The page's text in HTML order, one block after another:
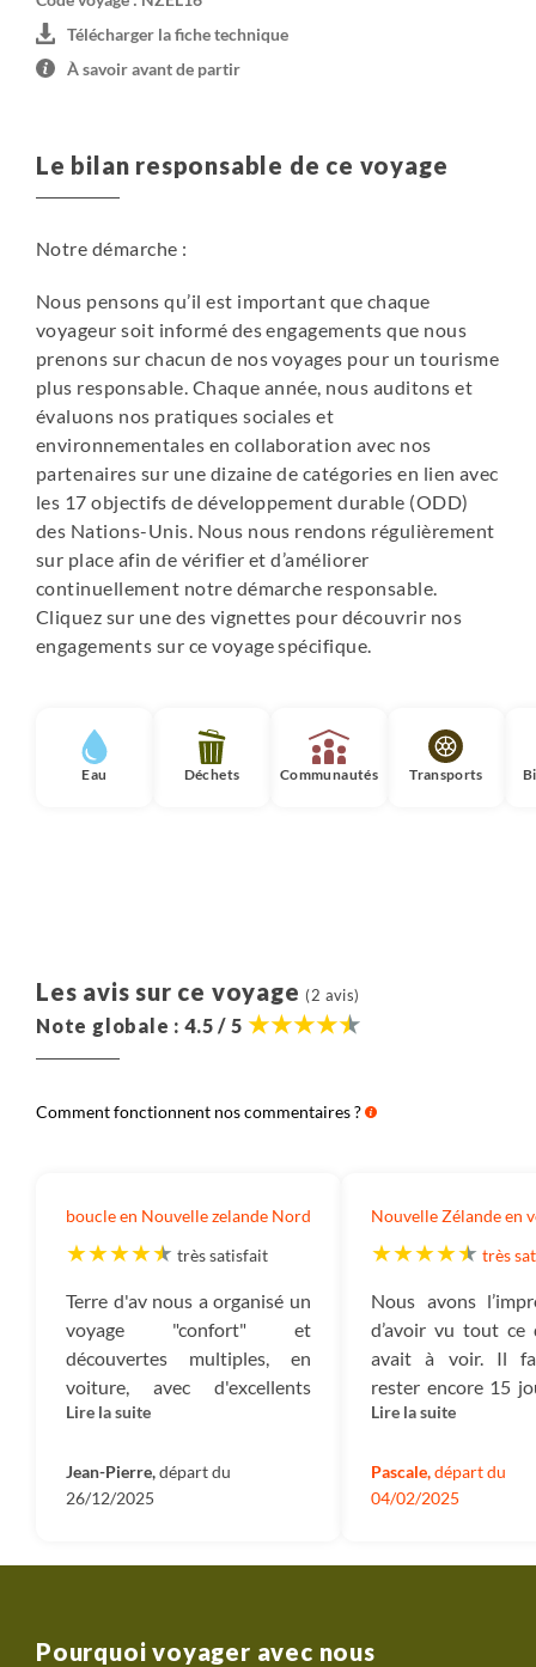
Télécharger la fiche technique
À savoir avant de partir
Le bilan responsable de ce voyage
Notre démarche :
Nous pensons qu’il est important que chaque
voyageur soit informé des engagements que nous
prenons sur chacun de nos voyages pour un tourisme
plus responsable. Chaque année, nous auditons et
évaluons nos pratiques sociales et
environnementales en collaboration avec nos
partenaires sur une dizaine de catégories en lien avec
les 17 objectifs de développement durable (ODD)
des Nations-Unis. Nous nous rendons régulièrement
sur place afin de vérifier et d’améliorer
continuellement notre démarche responsable.
Cliquez sur une des vignettes pour découvrir nos
engagements sur ce voyage spécifique.
Eau Déchets Communautés Transports
Les avis sur ce voyage (2 avis)
Note globale : 4.5 / 5
Comment fonctionnent nos commentaires ?
boucle en Nouvelle zelande Nord
très satisfait
Terre d'av nous a organisé un
voyage "confort" et
découvertes multiples, en
voiture, avec d'excellents
hébergements et idées
inattendues, comportant des
randonnées. Un grand merci
Lire la suite
Jean-Pierre,départ du
26/12/2025
Nouvelle Zélande en
très
Nous avons
d’avoir vu tout ce
avait à voir. Il
rester encore 15
plus, pour
certains
sincèrement, ce
Lire la suite
Pascale,départ du
04/02/2025
Pourquoi voyager avec nous